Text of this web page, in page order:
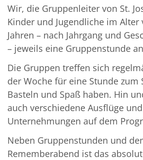
Wir, die Gruppenleiter von St.
Kinder und Jugendliche im Alter
Jahren – nach Jahrgang und
– jeweils eine Gruppenstunde
Die Gruppen treffen sich
der Woche für eine Stunde zum
Basteln und Spaß haben. Hin
auch verschiedene Ausflüge und
Unternehmungen auf dem
Neben Gruppenstunden und
Rememberabend ist das